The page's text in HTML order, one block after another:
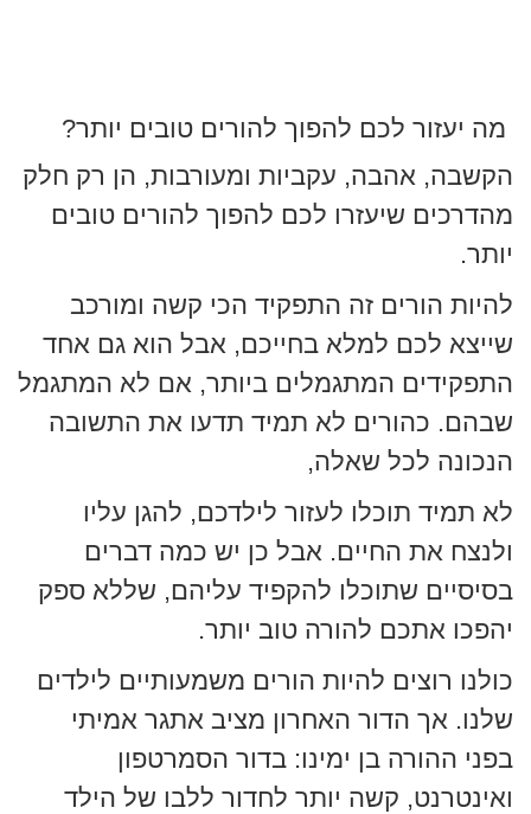
מה יעזור לכם להפוך להורים טובים יותר?
הקשבה, אהבה, עקביות ומעורבות, הן רק חלק
מהדרכים שיעזרו לכם להפוך להורים טובים
יותר.
להיות הורים זה התפקיד הכי קשה ומורכב
שייצא לכם למלא בחייכם, אבל הוא גם אחד
התפקידים המתגמלים ביותר, אם לא המתגמל
שבהם. כהורים לא תמיד תדעו את התשובה
הנכונה לכל שאלה,
לא תמיד תוכלו לעזור לילדכם, להגן עליו
ולנצח את החיים. אבל כן יש כמה דברים
בסיסיים שתוכלו להקפיד עליהם, שללא ספק
יהפכו אתכם להורה טוב יותר.
כולנו רוצים להיות הורים משמעותיים לילדים
שלנו. אך הדור האחרון מציב אתגר אמיתי
בפני ההורה בן ימינו: בדור הסמרטפון
ואינטרנט, קשה יותר לחדור ללבו של הילד